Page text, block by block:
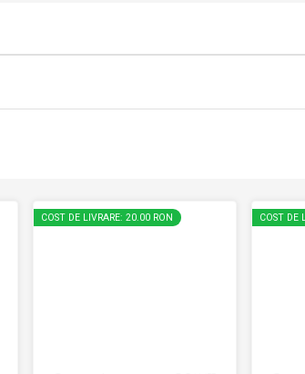
COST DE LIVRARE: 20.00 RON COST DE